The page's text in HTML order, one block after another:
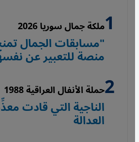
ملكة جمال سوريا 2026
"مسابقات الجمال
منصة للتعبير عن
حملة الأنفال العراقية 1988
الناجية التي قادت
العدالة